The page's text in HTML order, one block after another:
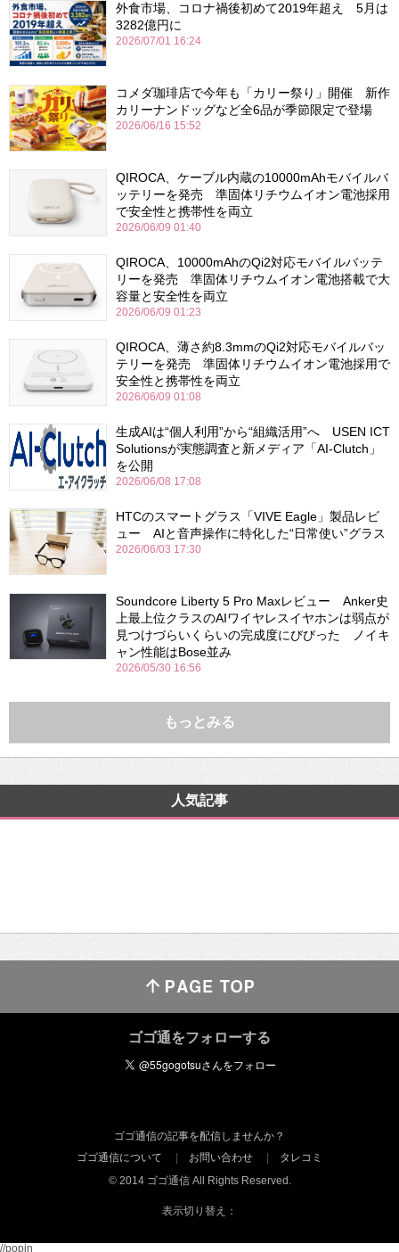
外食市場、コロナ禍後初めて2019年超え 5月は
3282億円に
2026/07/01 16:24
コメダ珈琲店で今年も「カリー祭り」開催 新作
カリーナンドッグなど全6品が季節限定で登場
2026/06/16 15:52
QIROCA、ケーブル内蔵の10000mAhモバイルバ
ッテリーを発売 準固体リチウムイオン電池採用
で安全性と携帯性を両立
2026/06/09 01:40
QIROCA、10000mAhのQi2対応モバイルバッテ
リーを発売 準固体リチウムイオン電池搭載で大
容量と安全性を両立
2026/06/09 01:23
QIROCA、薄さ約8.3mmのQi2対応モバイルバッ
テリーを発売 準固体リチウムイオン電池採用で
安全性と携帯性を両立
2026/06/09 01:08
生成AIは“個人利用”から“組織活用”へ USEN ICT
Solutionsが実態調査と新メディア「AI-Clutch」
を公開
2026/06/08 17:08
HTCのスマートグラス「VIVE Eagle」製品レビ
ュー AIと音声操作に特化した“日常使い”グラス
2026/06/03 17:30
Soundcore Liberty 5 Pro Maxレビュー Anker史
上最上位クラスのAIワイヤレスイヤホンは弱点が
見つけづらいくらいの完成度にびびった ノイキ
ャン性能はBose並み
2026/05/30 16:56
もっとみる
人気記事
ゴゴ通をフォローする
ゴゴ通信の記事を配信しませんか？
ゴゴ通信について
お問い合わせ
タレコミ
© 2014 ゴゴ通信 All Rights Reserved.
表示切り替え：
//popin